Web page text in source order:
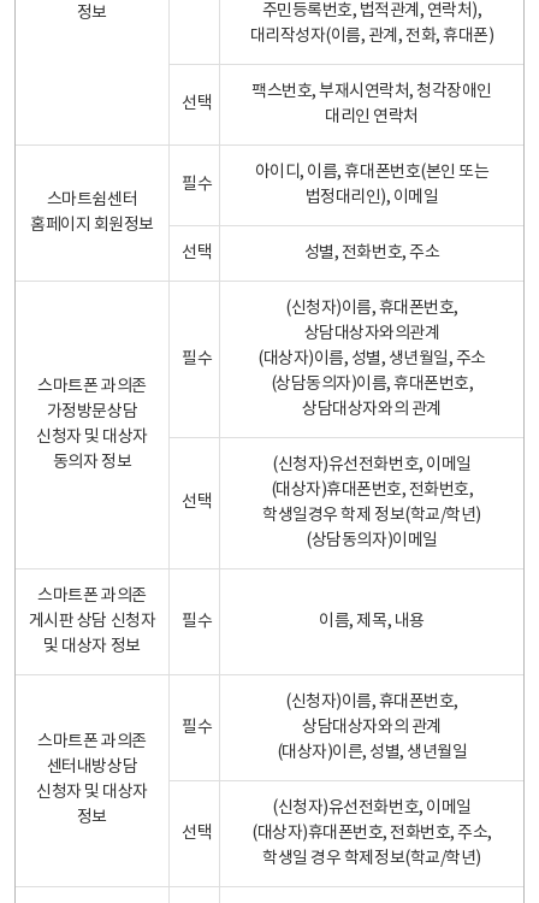
정보
주민등록번호, 법적관계, 연락처),
대리작성자(이름, 관계, 전화, 휴대폰)
선택
팩스번호, 부재시연락처, 청각장애인
대리인 연락처
스마트쉼센터
홈페이지 회원정보
필수
아이디, 이름, 휴대폰번호(본인 또는
법정대리인), 이메일
선택 성별, 전화번호, 주소
스마트폰 과의존
가정방문상담
신청자 및 대상자
동의자 정보
필수
(신청자)이름, 휴대폰번호,
상담대상자와의관계
(대상자)이름, 성별, 생년월일, 주소
(상담동의자)이름, 휴대폰번호,
상담대상자와의 관계
선택
(신청자)유선전화번호, 이메일
(대상자)휴대폰번호, 전화번호,
학생일경우 학제 정보(학교/학년)
(상담동의자)이메일
스마트폰 과의존
게시판 상담 신청자
및 대상자 정보
필수 이름, 제목, 내용
스마트폰 과의존
센터내방상담
신청자 및 대상자
정보
필수
(신청자)이름, 휴대폰번호,
상담대상자와의 관계
(대상자)이른, 성별, 생년월일
선택
(신청자)유선전화번호, 이메일
(대상자)휴대폰번호, 전화번호, 주소,
학생일 경우 학제정보(학교/학년)